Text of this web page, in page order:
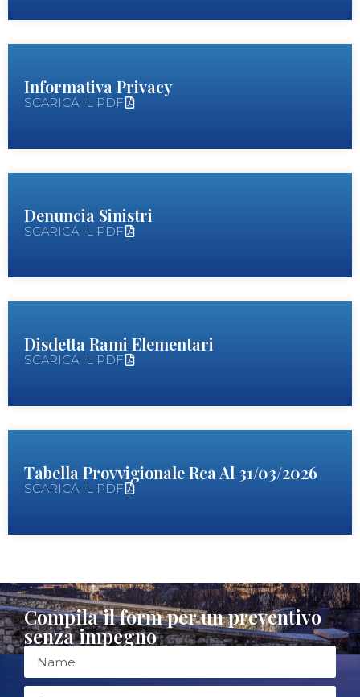
Informativa Privacy
SCARICA IL PDF
Denuncia Sinistri
SCARICA IL PDF
Disdetta Rami Elementari
SCARICA IL PDF
Tabella Provvigionale Rca Al 31/03/2026
SCARICA IL PDF
Compila il form per un preventivo
senza impegno